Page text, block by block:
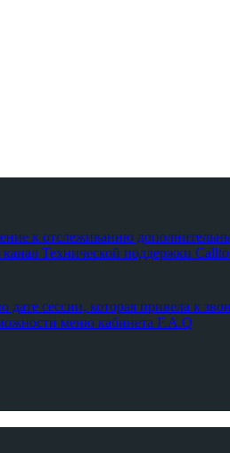
к отслеживанию
канал Технической поддержки
дате сессии, которая привела к
меню кабинета F.A.Q